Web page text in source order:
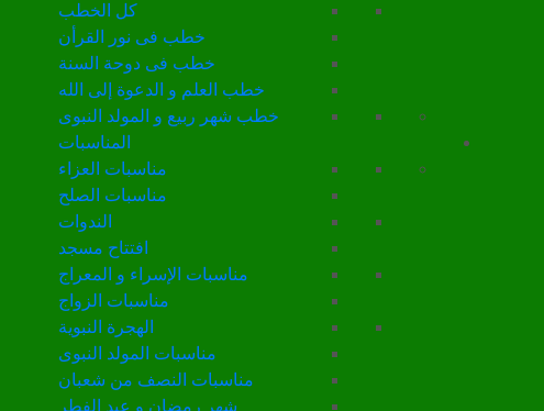
كل الخطب
خطب فى نور القرأن
خطب فى دوحة السنة
خطب العلم و الدعوة إلى الله
خطب شهر ربيع و المولد النبوى
المناسبات
مناسبات العزاء
مناسبات الصلح
الندوات
افتتاح مسجد
مناسبات الإسراء و المعراج
مناسبات الزواج
الهجرة النبوية
مناسبات المولد النبوى
مناسبات النصف من شعبان
شهر رمضان و عيد الفطر